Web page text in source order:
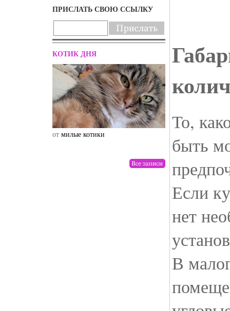
ПРИСЛАТЬ СВОЮ ССЫЛКУ
КОТИК ДНЯ
от милые котики drunktwi
То,
быть
Если
нет
В